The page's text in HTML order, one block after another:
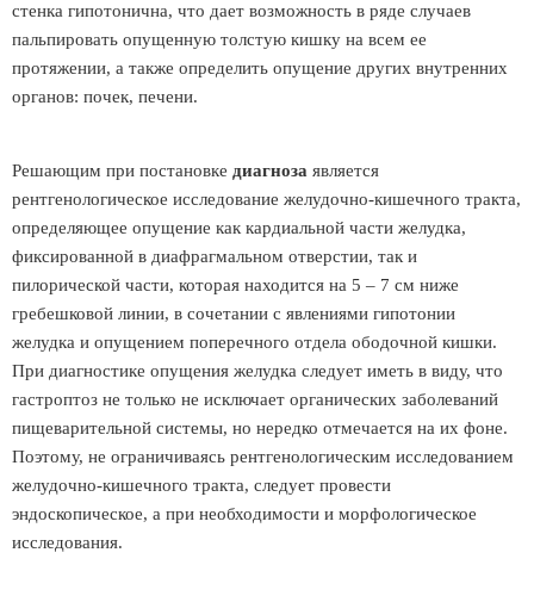
стенка гипотонична, что дает возможность в ряде случаев
пальпировать опущенную толстую кишку на всем ее
протяжении, а также определить опущение других внутренних
органов: почек, печени.
Решающим при постановке диагноза является
рентгенологическое исследование желудочно-кишечного тракта,
определяющее опущение как кардиальной части желудка,
фиксированной в диафрагмальном отверстии, так и
пилорической части, которая находится на 5 – 7 см ниже
гребешковой линии, в сочетании с явлениями гипотонии
желудка и опущением поперечного отдела ободочной кишки.
При диагностике опущения желудка следует иметь в виду, что
гастроптоз не только не исключает органических заболеваний
пищеварительной системы, но нередко отмечается на их фоне.
Поэтому, не ограничиваясь рентгенологическим исследованием
желудочно-кишечного тракта, следует провести
эндоскопическое, а при необходимости и морфологическое
исследования.